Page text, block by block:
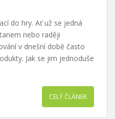
do hry. Ať už se jedná
nebo raději
v dnešní době často
Jak se jim jednoduše
CELÝ ČLÁNEK